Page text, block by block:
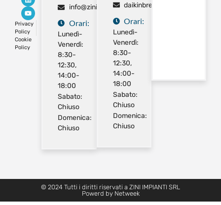
Privacy
Policy
Cookie
Policy
info@ziniimpianti.com
Orari:
Lunedì-
Venerdì:
8:30-
12:30,
14:00-
18:00
Sabato:
Chiuso
Domenica:
Chiuso
daikinbrescia@gmail.com
Orari:
Lunedì-
Venerdì:
8:30-
12:30,
14:00-
18:00
Sabato:
Chiuso
Domenica:
Chiuso
© 2024 Tutti i diritti riservati a ZINI IMPIANTI SRL
Powerd by Netweek